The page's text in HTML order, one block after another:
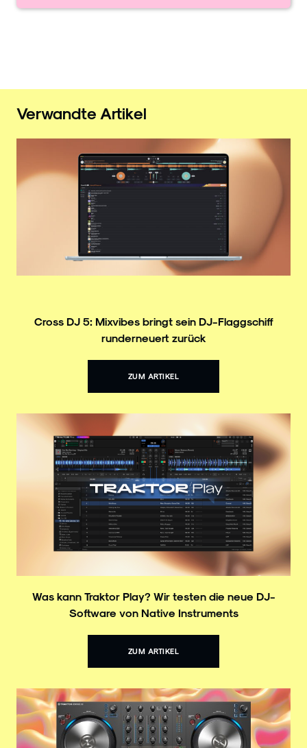
Verwandte Artikel
Cross DJ 5: Mixvibes bringt sein DJ-Flaggschiff
runderneuert zurück
ZUM ARTIKEL
Was kann Traktor Play? Wir testen die neue DJ-
Software von Native Instruments
ZUM ARTIKEL